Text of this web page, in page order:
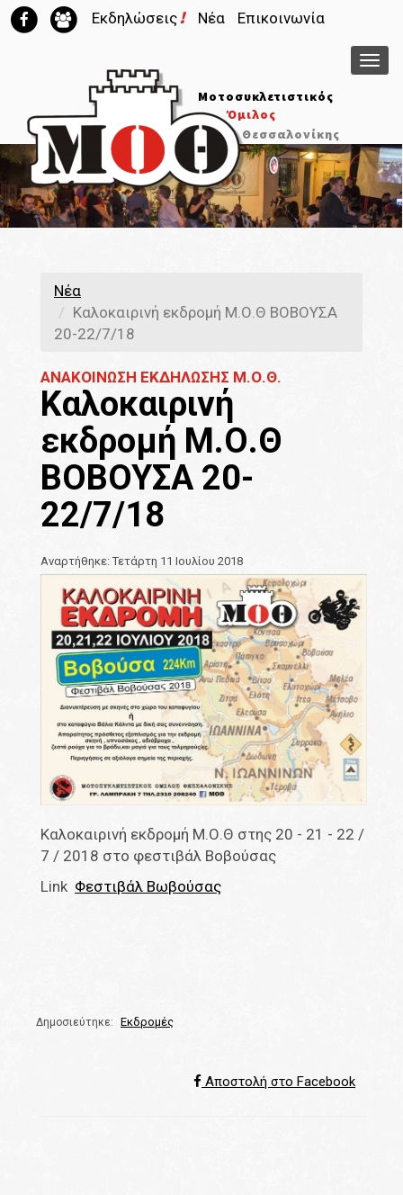
Μοτοσυκλετιστικός
Όμιλος
Θεσσαλονίκης
Εκδηλώσεις ! Νέα Επικοινωνία
Νέα
Καλοκαιρινή εκδρομή Μ.Ο.Θ ΒΟΒΟΥΣΑ
20-22/7/18
ΑΝΑΚΟΙΝΩΣΗ ΕΚΔΗΛΩΣΗΣ Μ.Ο.Θ.
Καλοκαιρινή
εκδρομή Μ.Ο.Θ
ΒΟΒΟΥΣΑ 20-
22/7/18
Αναρτήθηκε: Τετάρτη 11 Ιουλίου 2018
Καλοκαιρινή εκδρομή Μ.Ο.Θ στης 20 - 21 - 22 /
7 / 2018 στο φεστιβάλ Βοβούσας
Link Φεστιβάλ Βωβούσας
Δημοσιεύτηκε: Εκδρομές
Αποστολή στο Facebook